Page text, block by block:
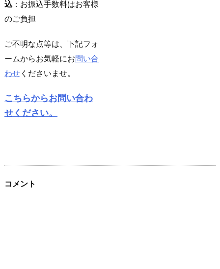
込 ：お振込手数料はお客様
のご負担
ご不明な点等は、下記フォ
ームからお気軽にお問い合
わせ くださいませ。
こちらからお問い合わ
せください。
コメント